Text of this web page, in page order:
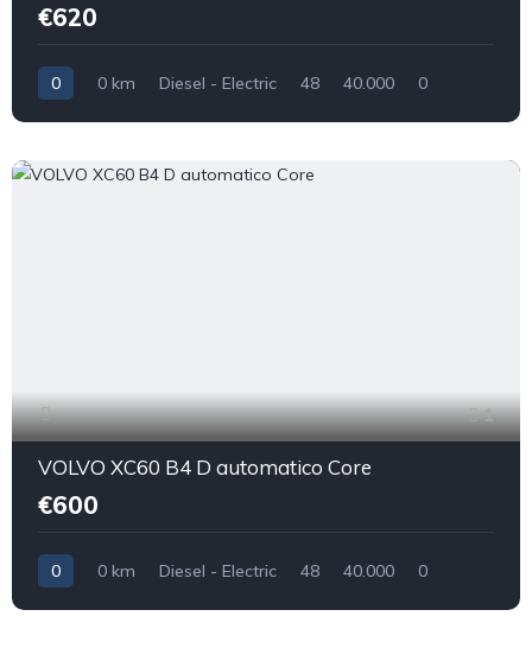
€620
0 0 km Diesel - Electric 48 40.000 0
1
VOLVO XC60 B4 D automatico Core
€600
0 0 km Diesel - Electric 48 40.000 0